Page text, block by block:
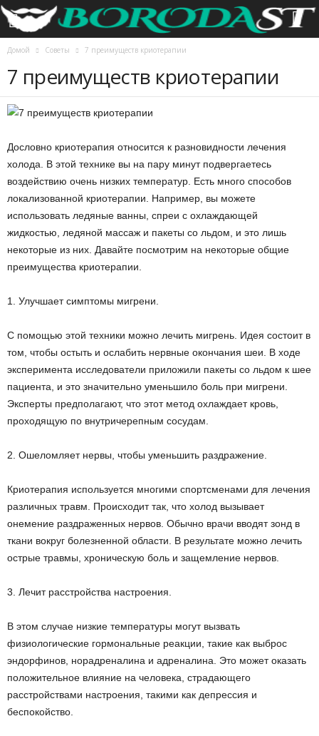
Домой Советы 7 преимуществ криотерапии
7 преимуществ криотерапии
Дословно криотерапия относится к разновидности лечения
холода. В этой технике вы на пару минут подвергаетесь
воздействию очень низких температур. Есть много способов
локализованной криотерапии. Например, вы можете
использовать ледяные ванны, спреи с охлаждающей
жидкостью, ледяной массаж и пакеты со льдом, и это лишь
некоторые из них. Давайте посмотрим на некоторые общие
преимущества криотерапии.
1. Улучшает симптомы мигрени.
С помощью этой техники можно лечить мигрень. Идея состоит в
том, чтобы остыть и ослабить нервные окончания шеи. В ходе
эксперимента исследователи приложили пакеты со льдом к шее
пациента, и это значительно уменьшило боль при мигрени.
Эксперты предполагают, что этот метод охлаждает кровь,
проходящую по внутричерепным сосудам.
2. Ошеломляет нервы, чтобы уменьшить раздражение.
Криотерапия используется многими спортсменами для лечения
различных травм. Происходит так, что холод вызывает
онемение раздраженных нервов. Обычно врачи вводят зонд в
ткани вокруг болезненной области. В результате можно лечить
острые травмы, хроническую боль и защемление нервов.
3. Лечит расстройства настроения.
В этом случае низкие температуры могут вызвать
физиологические гормональные реакции, такие как выброс
эндорфинов, норадреналина и адреналина. Это может оказать
положительное влияние на человека, страдающего
расстройствами настроения, такими как депрессия и
беспокойство.